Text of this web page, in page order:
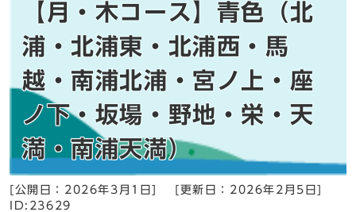
【月・木コース】青色（北
浦・北浦東・北浦西・馬
越・南浦北浦・宮ノ上・座
ノ下・坂場・野地・栄・天
満・南浦天満）
[公開日： 2026年3月1日 [更新日： 2026年2月5日
ID:23629